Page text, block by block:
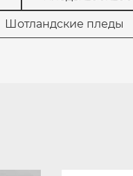
Шотландские пледы